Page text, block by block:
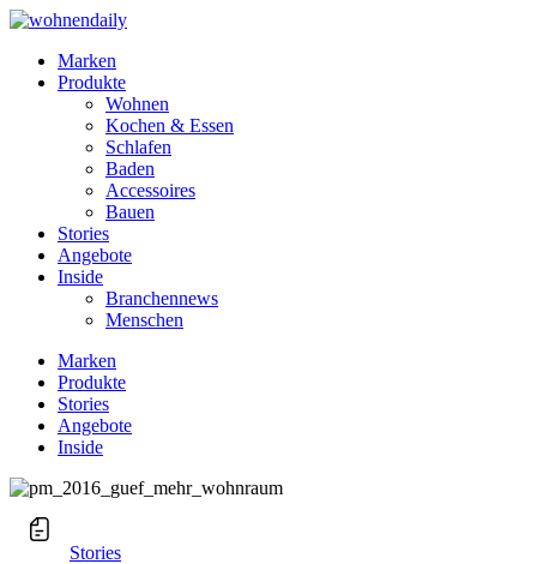
Marken
Produkte
Wohnen
Kochen & Essen
Schlafen
Baden
Accessoires
Bauen
Stories
Angebote
Inside
Branchennews
Menschen
Marken
Produkte
Stories
Angebote
Inside
Stories